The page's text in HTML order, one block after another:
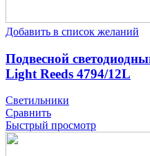
Добавить в список желаний
Подвесной
Light Reeds 4794/12L
Светильники
Сравнить
Быстрый просмотр